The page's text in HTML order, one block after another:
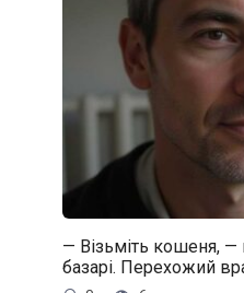
— Візьміть кошеня, —
базарі. Перехожий